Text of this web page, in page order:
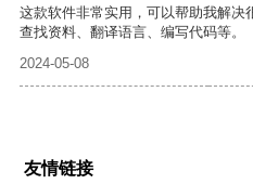
这款软件非常实用，可以帮助我解决
查找资料、翻译语言、编写代码等。
2024-05-08
友情链接